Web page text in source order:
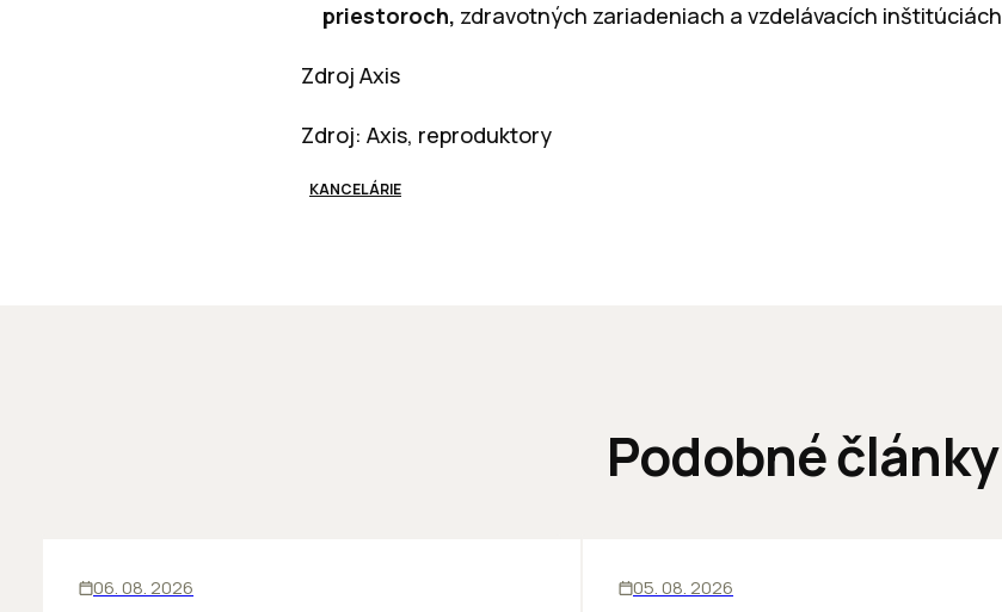
priestoroch, zdravotných zariadeniach a vzdelávacích inštitúciách
Zdroj Axis
Zdroj: Axis, reproduktory
KANCELÁRIE
Podobné články
06. 08. 2026 05. 08. 2026